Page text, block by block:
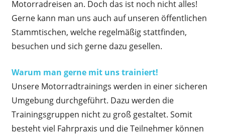
Motorradreisen an. Doch das ist noch nicht alles!
Gerne kann man uns auch auf unseren öffentlichen
Stammtischen, welche regelmäßig stattfinden,
besuchen und sich gerne dazu gesellen.
Warum man gerne mit uns trainiert!
Unsere Motorradtrainings werden in einer sicheren
Umgebung durchgeführt. Dazu werden die
Trainingsgruppen nicht zu groß gestaltet. Somit
besteht viel Fahrpraxis und die Teilnehmer können